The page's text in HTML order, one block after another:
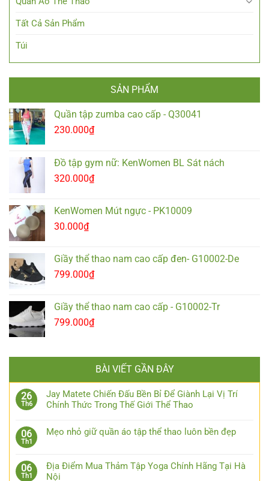
Tất Cả Sản Phẩm
Túi
SẢN PHẨM
Quần tập zumba cao cấp - Q30041
230.000₫
Đồ tập gym nữ: KenWomen BL Sát nách
320.000₫
KenWomen Mút ngực - PK10009
30.000₫
Giầy thể thao nam cao cấp đen- G10002-De
799.000₫
Giầy thể thao nam cao cấp - G10002-Tr
799.000₫
BÀI VIẾT GẦN ĐÂY
26
Th6
Jay Matete Chiến Đấu Bền Bỉ Để Giành Lại Vị Trí
Chính Thức Trong Thế Giới Thể Thao
06
Th1
Mẹo nhỏ giữ quần áo tập thể thao luôn bền đẹp
06
Th1
Địa Điểm Mua Thảm Tập Yoga Chính Hãng Tại Hà
Nội